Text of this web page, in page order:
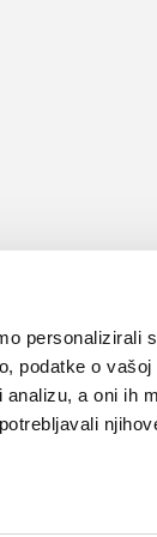
personalizirali
podatke o
a oni ih